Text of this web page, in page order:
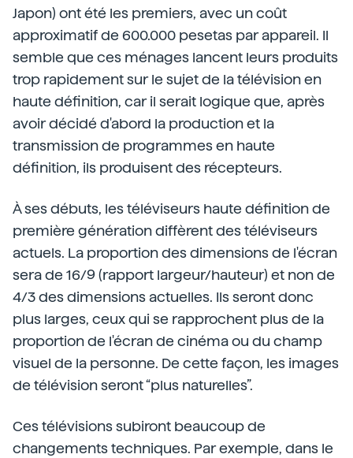
Japon) ont été les premiers, avec un coût
approximatif de 600.000 pesetas par appareil. Il
semble que ces ménages lancent leurs produits
trop rapidement sur le sujet de la télévision en
haute définition, car il serait logique que, après
avoir décidé d'abord la production et la
transmission de programmes en haute
définition, ils produisent des récepteurs.
À ses débuts, les téléviseurs haute définition de
première génération diffèrent des téléviseurs
actuels. La proportion des dimensions de l'écran
sera de 16/9 (rapport largeur/hauteur) et non de
4/3 des dimensions actuelles. Ils seront donc
plus larges, ceux qui se rapprochent plus de la
proportion de l'écran de cinéma ou du champ
visuel de la personne. De cette façon, les images
de télévision seront “plus naturelles”.
Ces télévisions subiront beaucoup de
changements techniques. Par exemple, dans le